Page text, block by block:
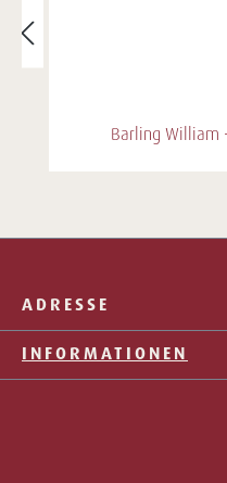
Barling William
ADRESSE
INFORMATIONEN